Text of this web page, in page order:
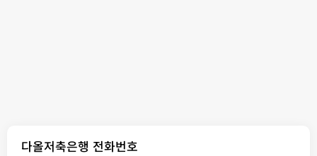
다올저축은행 전화번호